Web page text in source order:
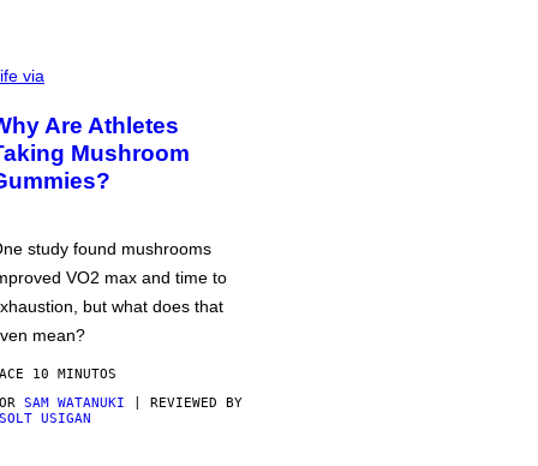
via
Are Athletes
Mushroom
study found mushrooms
VO2 max and time to
but what does that
mean?
10 MINUTOS
SAM WATANUKI | REVIEWED BY
USIGAN